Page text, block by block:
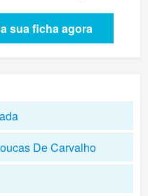
sua ficha agora
De Carvalho